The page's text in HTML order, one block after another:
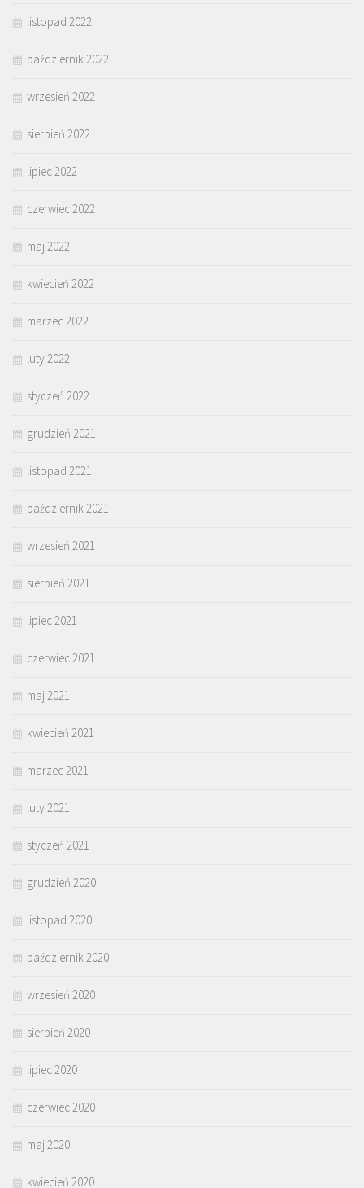
listopad 2022
październik 2022
wrzesień 2022
sierpień 2022
lipiec 2022
czerwiec 2022
maj 2022
kwiecień 2022
marzec 2022
luty 2022
styczeń 2022
grudzień 2021
listopad 2021
październik 2021
wrzesień 2021
sierpień 2021
lipiec 2021
czerwiec 2021
maj 2021
kwiecień 2021
marzec 2021
luty 2021
styczeń 2021
grudzień 2020
listopad 2020
październik 2020
wrzesień 2020
sierpień 2020
lipiec 2020
czerwiec 2020
maj 2020
kwiecień 2020